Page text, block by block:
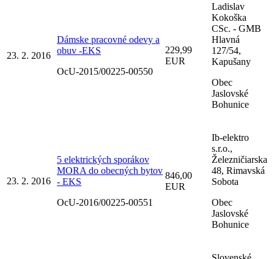
23. 2. 2016
Dámske pracovné odevy a
obuv -EKS
OcU-2015/00225-00550
229,99
EUR
Ladislav
Kokoška
CSc. - GMB
Hlavná
127/54,
Kapušany
Obec
Jaslovské
Bohunice
23. 2. 2016
5 elektrických sporákov
MORA do obecných bytov
- EKS
OcU-2016/00225-00551
846,00
EUR
Ib-elektro
s.r.o.,
Železničiarska
48, Rimavská
Sobota
Obec
Jaslovské
Bohunice